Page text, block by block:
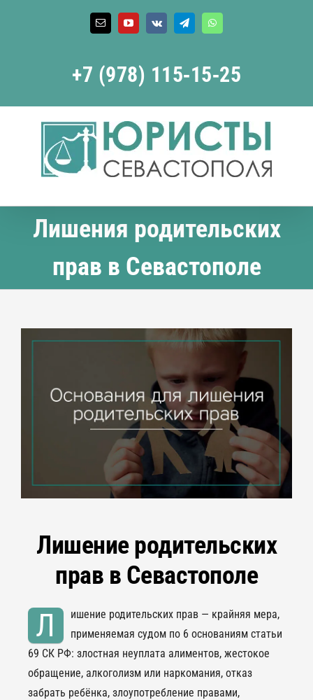
Email YouTube
Vk TelegramWhatsApp
+7 (978) 115‑15‑25
Лишения родительских
прав в Севастополе
Лишение родительских
прав в Севастополе
Л
ишение родительских прав — крайняя мера,
применяемая судом по 6 основаниям статьи
69 СК РФ: злостная неуплата алиментов, жестокое
обращение, алкоголизм или наркомания, отказ
забрать ребёнка, злоупотребление правами,